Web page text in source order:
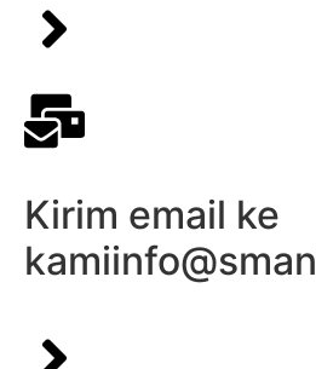
Kirim email ke
kami